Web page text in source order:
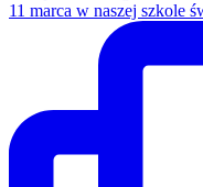
11 marca w naszej szkole